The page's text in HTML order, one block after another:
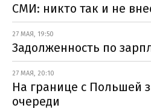
СМИ: никто так и не
27 МАЯ, 19:50
Задолженность по
27 МАЯ, 20:10
На границе с Польшей
очереди